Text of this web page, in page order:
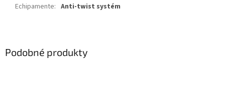
Echipamente: Anti-twist systém
Podobné produkty